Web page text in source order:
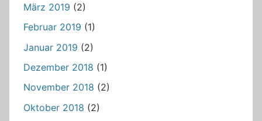
März 2019 (2)
Februar 2019 (1)
Januar 2019 (2)
Dezember 2018 (1)
November 2018 (2)
Oktober 2018 (2)